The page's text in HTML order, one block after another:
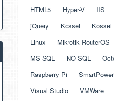
HTML5
Hyper-V IIS
jQuery
Kossel Kossel
Linux
Mikrotik RouterOS
MS-SQL
NO-SQL
Raspberry Pi
SmartPower
Visual Studio
VMWare